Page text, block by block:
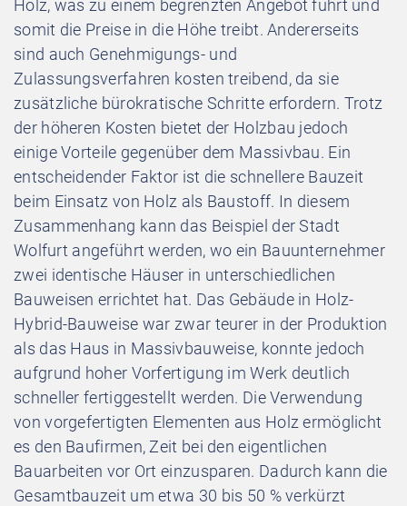
Holz, was zu einem begrenzten Angebot führt und
somit die Preise in die Höhe treibt. Andererseits
sind auch Genehmigungs- und
Zulassungsverfahren kosten treibend, da sie
zusätzliche bürokratische Schritte erfordern. Trotz
der höheren Kosten bietet der Holzbau jedoch
einige Vorteile gegenüber dem Massivbau. Ein
entscheidender Faktor ist die schnellere Bauzeit
beim Einsatz von Holz als Baustoff. In diesem
Zusammenhang kann das Beispiel der Stadt
Wolfurt angeführt werden, wo ein Bauunternehmer
zwei identische Häuser in unterschiedlichen
Bauweisen errichtet hat. Das Gebäude in Holz-
Hybrid-Bauweise war zwar teurer in der Produktion
als das Haus in Massivbauweise, konnte jedoch
aufgrund hoher Vorfertigung im Werk deutlich
schneller fertiggestellt werden. Die Verwendung
von vorgefertigten Elementen aus Holz ermöglicht
es den Baufirmen, Zeit bei den eigentlichen
Bauarbeiten vor Ort einzusparen. Dadurch kann die
Gesamtbauzeit um etwa 30 bis 50 % verkürzt